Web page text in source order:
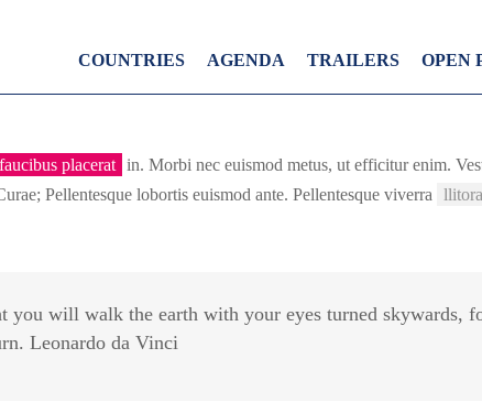
COUNTRIES AGENDA TRAILERS OPEN
placerat in. Morbi nec euismod metus, ut efficitur enim.
Pellentesque lobortis euismod ante. Pellentesque viverra
you will walk the earth with your eyes turned skywards,
Leonardo da Vinci